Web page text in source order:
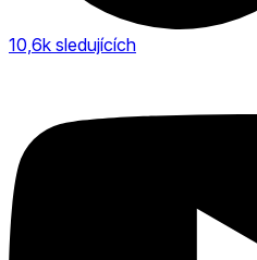
10,6k sledujících